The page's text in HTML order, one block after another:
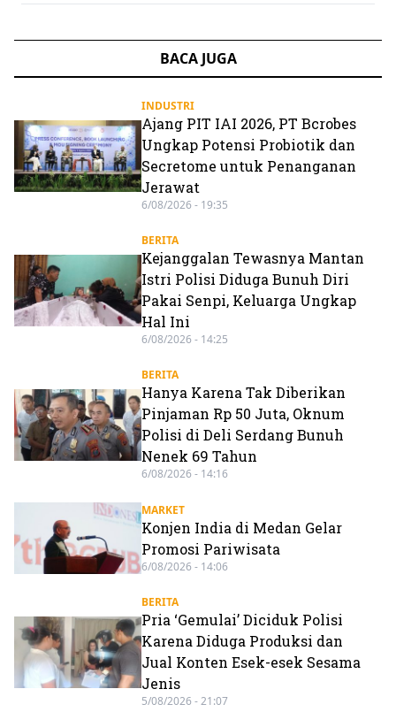
BACA JUGA
INDUSTRI
Ajang PIT IAI 2026, PT Bcrobes
Ungkap Potensi Probiotik dan
Secretome untuk Penanganan
Jerawat
6/08/2026 - 19:35
BERITA
Kejanggalan Tewasnya Mantan
Istri Polisi Diduga Bunuh Diri
Pakai Senpi, Keluarga Ungkap
Hal Ini
6/08/2026 - 14:25
BERITA
Hanya Karena Tak Diberikan
Pinjaman Rp 50 Juta, Oknum
Polisi di Deli Serdang Bunuh
Nenek 69 Tahun
6/08/2026 - 14:16
MARKET
Konjen India di Medan Gelar
Promosi Pariwisata
6/08/2026 - 14:06
BERITA
Pria ‘Gemulai’ Diciduk Polisi
Karena Diduga Produksi dan
Jual Konten Esek-esek Sesama
Jenis
5/08/2026 - 21:07